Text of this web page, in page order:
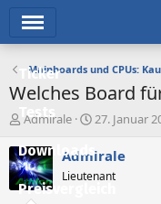
Ticker
Tests
Downloads
Preisvergleich
Mainboards und CPUs:
Welches Board
E
s
t
e
Admirale
E
s
e
27. Januar
Admirale
Lieutenant